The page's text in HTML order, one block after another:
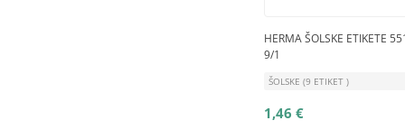
HERMA ŠOLSKE ETIKETE
9/1
ŠOLSKE (9 ETIKET )
1,46 €